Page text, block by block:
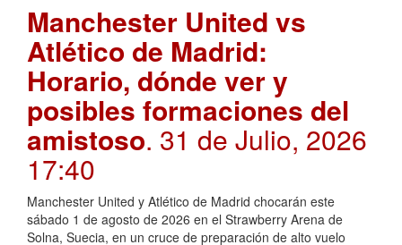
Manchester United vs
Atlético de Madrid:
Horario, dónde ver y
posibles formaciones del
amistoso. 31 de Julio, 2026
17:40
Manchester United y Atlético de Madrid chocarán este
sábado 1 de agosto de 2026 en el Strawberry Arena de
Solna, Suecia, en un cruce de preparación de alto vuelo